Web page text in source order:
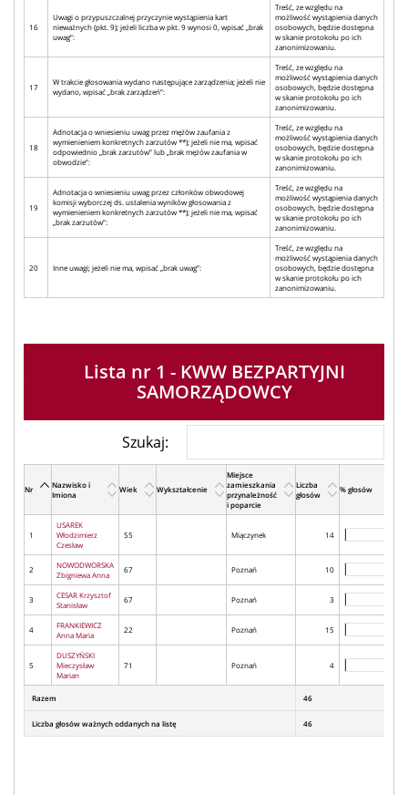
16
Uwagi o przypuszczalnej przyczynie wystąpienia kart
nieważnych (pkt. 9); jeżeli liczba w pkt. 9 wynosi 0, wpisać „brak
uwag”:
Treść, ze względu na
możliwość wystąpienia danych
osobowych, będzie dostępna
w skanie protokołu po ich
zanonimizowaniu.
17
W trakcie głosowania wydano następujące zarządzenia; jeżeli nie
wydano, wpisać „brak zarządzeń”:
Treść, ze względu na
możliwość wystąpienia danych
osobowych, będzie dostępna
w skanie protokołu po ich
zanonimizowaniu.
18
Adnotacja o wniesieniu uwag przez mężów zaufania z
wymienieniem konkretnych zarzutów **); jeżeli nie ma, wpisać
odpowiednio „brak zarzutów” lub „brak mężów zaufania w
obwodzie”:
Treść, ze względu na
możliwość wystąpienia danych
osobowych, będzie dostępna
w skanie protokołu po ich
zanonimizowaniu.
19
Adnotacja o wniesieniu uwag przez członków obwodowej
komisji wyborczej ds. ustalenia wyników głosowania z
wymienieniem konkretnych zarzutów **); jeżeli nie ma, wpisać
„brak zarzutów”:
Treść, ze względu na
możliwość wystąpienia danych
osobowych, będzie dostępna
w skanie protokołu po ich
zanonimizowaniu.
20 Inne uwagi; jeżeli nie ma, wpisać „brak uwag”:
Treść, ze względu na
możliwość wystąpienia danych
osobowych, będzie dostępna
w skanie protokołu po ich
zanonimizowaniu.
Lista nr 1 - KWW BEZPARTYJNI
SAMORZĄDOWCY
Szukaj:
Nr
Nazwisko i
Imiona
Wiek Wykształcenie
Miejsce
zamieszkania
przynależność
i poparcie
Liczba
głosów
% głosów
1
USAREK
Włodzimierz
Czesław
55 Miączynek 14
2
NOWODWORSKA
Zbigniewa Anna
67 Poznań 10
3
CESAR Krzysztof
Stanisław
67 Poznań 3
4
FRANKIEWICZ
Anna Maria
22 Poznań 15
5
DUSZYŃSKI
Mieczysław
Marian
71 Poznań 4
Razem 46
Liczba głosów ważnych oddanych na listę 46